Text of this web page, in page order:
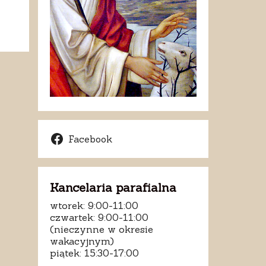
Facebook
Kancelaria parafialna
wtorek: 9:00-11:00
czwartek: 9:00-11:00
(nieczynne w okresie
wakacyjnym)
piątek: 15:30-17:00